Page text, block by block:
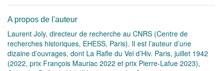
A propos de l'auteur
Laurent Joly, directeur de recherche au CNRS (Centre de
recherches historiques, EHESS, Paris). Il est l’auteur d’une
dizaine d’ouvrages, dont La Rafle du Vel d’Hiv. Paris, juillet 1942
(2022, prix François Mauriac 2022 et prix Pierre-Lafue 2023),